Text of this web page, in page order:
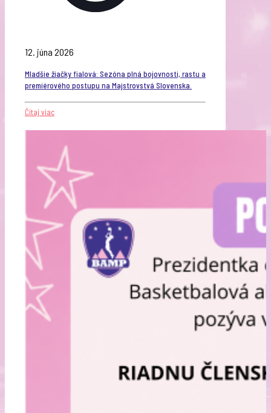
12. júna 2026
Mladšie žiačky fialová: Sezóna plná bojovnosti, rastu a
premiérového postupu na Majstrovstvá Slovenska.
Čítaj viac